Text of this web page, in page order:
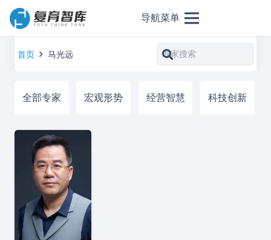
导航菜单
首页 马光远
全部专家 宏观形势 经营智慧 科技创新